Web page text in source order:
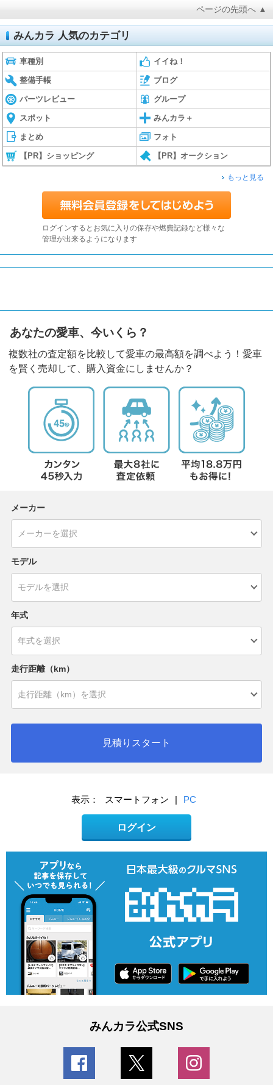
ページの先頭へ ▲
みんカラ 人気のカテゴリ
車種別 イイね！
整備手帳 ブログ
パーツレビュー グループ
スポット みんカラ＋
まとめ フォト
【PR】ショッピング 【PR】オークション
もっと見る
ログインするとお気に入りの保存や燃費記録など様々な
管理が出来るようになります
あなたの愛車、今いくら？
複数社の査定額を比較して愛車の最高額を調べよう！愛車
を賢く売却して、購入資金にしませんか？
メーカー
モデル
年式
走行距離（km）
見積りスタート
表示： スマートフォン | PC
ログイン
みんカラ公式SNS